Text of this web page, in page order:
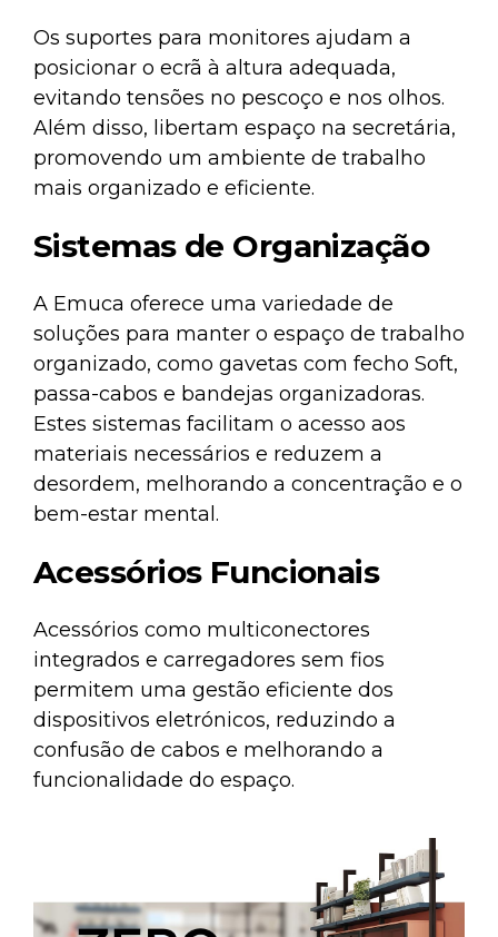
Os suportes para monitores ajudam a
posicionar o ecrã à altura adequada,
evitando tensões no pescoço e nos olhos.
Além disso, libertam espaço na secretária,
promovendo um ambiente de trabalho
mais organizado e eficiente.
Sistemas de Organização
A Emuca oferece uma variedade de
soluções para manter o espaço de trabalho
organizado, como gavetas com fecho Soft,
passa-cabos e bandejas organizadoras.
Estes sistemas facilitam o acesso aos
materiais necessários e reduzem a
desordem, melhorando a concentração e o
bem-estar mental.
Acessórios Funcionais
Acessórios como multiconectores
integrados e carregadores sem fios
permitem uma gestão eficiente dos
dispositivos eletrónicos, reduzindo a
confusão de cabos e melhorando a
funcionalidade do espaço.